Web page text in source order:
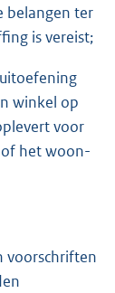
belangen ter
is vereist;
winkel op
voor
het woon-
voorschriften